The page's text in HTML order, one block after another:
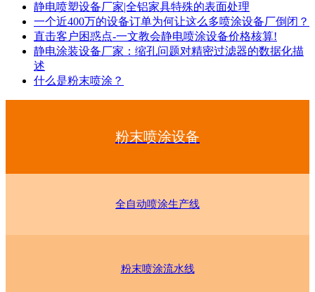
静电喷塑设备厂家|全铝家具特殊的表面处理
一个近400万的设备订单为何让这么多喷涂设备厂倒闭？
直击客户困惑点-一文教会静电喷涂设备价格核算!
静电涂装设备厂家：缩孔问题对精密过滤器的数据化描
述
什么是粉末喷涂？
粉末喷涂设备
全自动喷涂生产线
粉末喷涂流水线